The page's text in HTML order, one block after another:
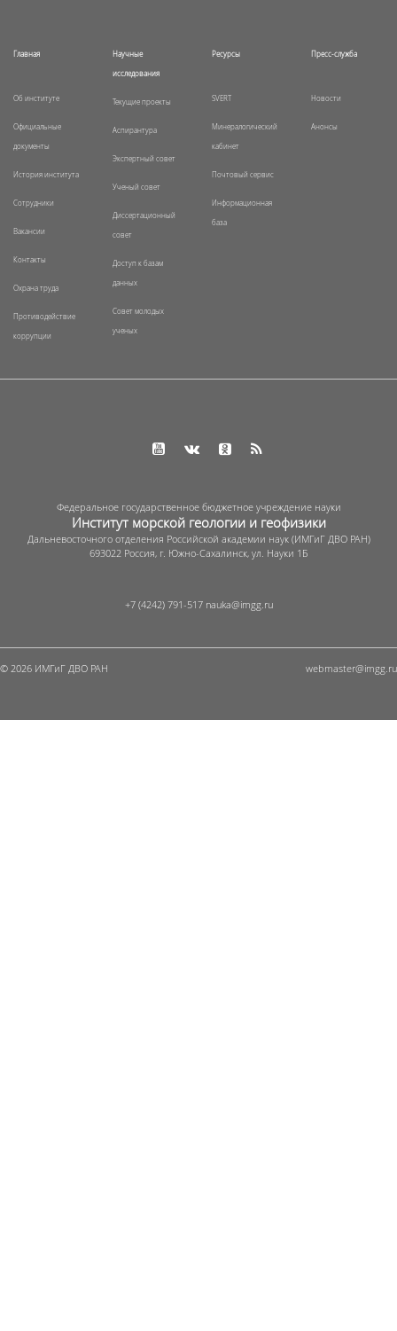
Главная
Об институте
Официальные
документы
История института
Сотрудники
Вакансии
Контакты
Охрана труда
Противодействие
коррупции
Научные
исследования
Текущие проекты
Аспирантура
Экспертный совет
Ученый совет
Диссертационный
совет
Доступ к базам
данных
Совет молодых
ученых
Ресурсы
SVERT
Минералогический
кабинет
Почтовый сервис
Информационная
база
Пресс-служба
Новости
Анонсы
Федеральное государственное бюджетное учреждение науки
Институт морской геологии и геофизики
Дальневосточного отделения Российской академии наук (ИМГиГ ДВО РАН)
693022 Россия, г. Южно-Сахалинск, ул. Науки 1Б
+7 (4242) 791-517
© 2026 ИМГиГ ДВО РАН